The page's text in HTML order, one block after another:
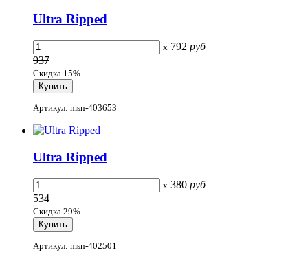
Ultra Ripped
x 792 руб
937
Скидка 15%
Артикул: msn-403653
Ultra Ripped
x 380 руб
534
Скидка 29%
Артикул: msn-402501